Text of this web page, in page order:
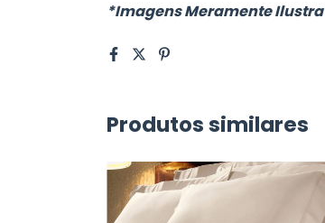
*Imagens Meramente
Produtos similares